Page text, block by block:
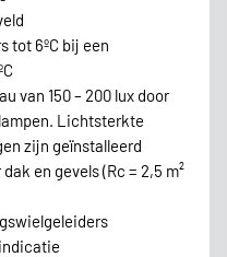
tot 6ºC bij een
van 150 – 200 lux door
Lichtsterkte
zijn geïnstalleerd
en gevels (Rc = 2,5 m²